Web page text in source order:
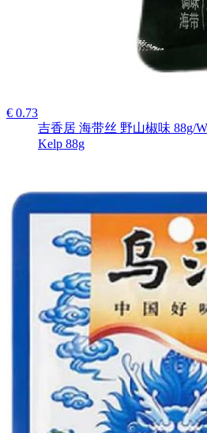
€ 0.73
吉香居 海带丝 野山椒味 88g/
Kelp 88g